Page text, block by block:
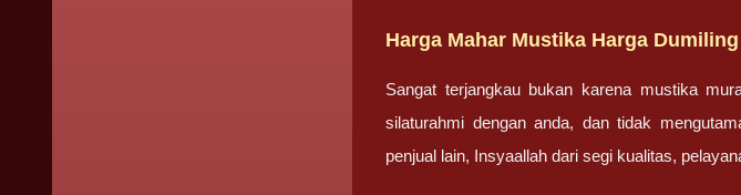
Harga Mahar Mustika Harga Dumiling
Sangat terjangkau bukan karena mustika
silaturahmi dengan anda, dan tidak
penjual lain, Insyaallah dari segi kualitas,